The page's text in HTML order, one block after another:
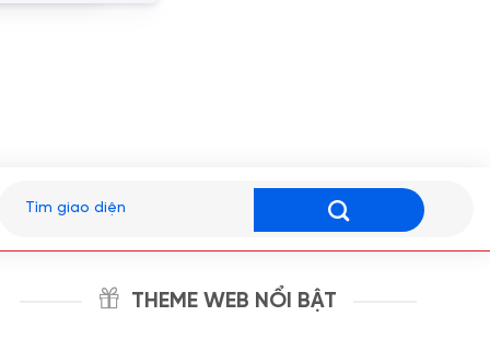
kiếm:
THEME WEB NỔI BẬT